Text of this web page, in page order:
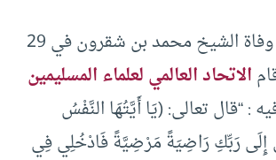
فور الإعلان عن وفاة الشيخ محمد بن شقرون في 29
الاتحاد العالمي لعلماء المسليمين
: “قال تعالى: (يَا أَيَّتُهَا النَّفْسُ
إِلَى رَبِّكِ رَاضِيَةً مَرْضِيَّةً فَادْخُلِي فِي